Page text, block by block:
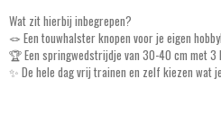
Wat zit hierbij inbegrepen?
🪢 Een touwhalster knopen voor je eigen
🏆 Een springwedstrijdje van 30-40 cm met 3
✨ De hele dag vrij trainen en zelf kiezen wat